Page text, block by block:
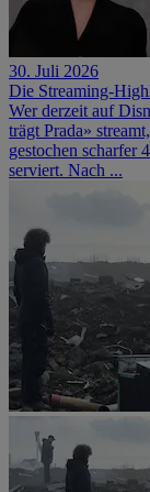
30. Juli 2026
Die Streaming-
Wer derzeit auf
trägt Prada»
gestochen scharfer
serviert. Nach ...